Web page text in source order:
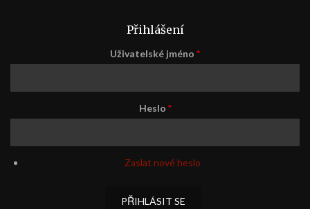
Přihlášení
Uživatelské jméno *
Heslo *
Zaslat nové heslo